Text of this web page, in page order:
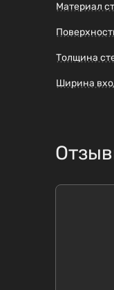
Материал
Толщина
Ширина